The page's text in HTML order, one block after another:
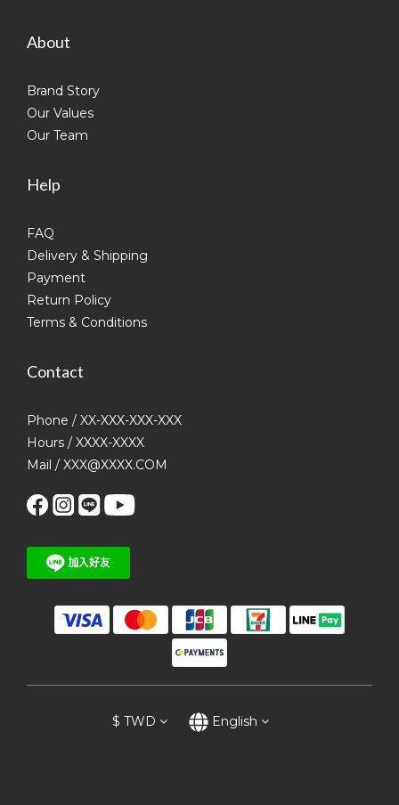
About
Brand Story
Our Values
Our Team
Help
FAQ
Delivery & Shipping
Payment
Return Policy
Terms & Conditions
Contact
Phone / XX-XXX-XXX-XXX
Hours / XXXX-XXXX
Mail / XXX@XXXX.COM
$ TWD English